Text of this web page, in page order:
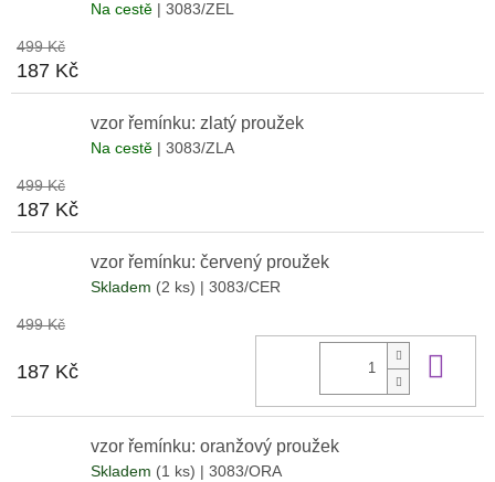
Na cestě | 3083/ZEL
499 Kč
187 Kč
vzor řemínku: zlatý proužek
Na cestě | 3083/ZLA
499 Kč
187 Kč
vzor řemínku: červený proužek
Skladem (2 ks) | 3083/CER
499 Kč
187 Kč
vzor řemínku: oranžový proužek
Skladem (1 ks) | 3083/ORA